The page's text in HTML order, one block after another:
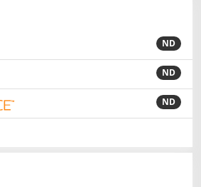
ND
ND
ND